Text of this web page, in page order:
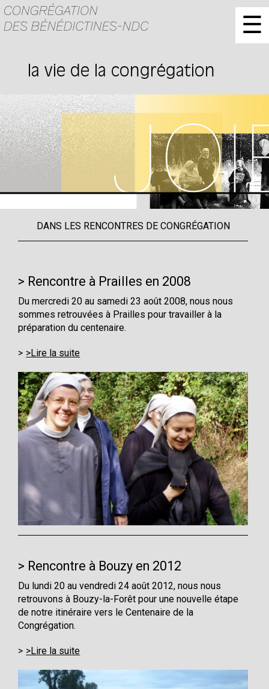
☰
la vie de la congrégation
DANS LES RENCONTRES DE CONGRÉGATION
Rencontre à Prailles en 2008
Du mercredi 20 au samedi 23 août 2008, nous nous
sommes retrouvées à Prailles pour travailler à la
préparation du centenaire.
>Lire la suite
Rencontre à Bouzy en 2012
Du lundi 20 au vendredi 24 août 2012, nous nous
retrouvons à Bouzy-la-Forêt pour une nouvelle étape
de notre itinéraire vers le Centenaire de la
Congrégation.
>Lire la suite